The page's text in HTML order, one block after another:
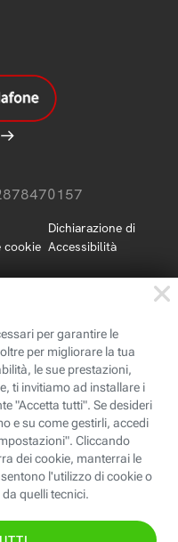
cookie
Dichiarazione di
Accessibilità